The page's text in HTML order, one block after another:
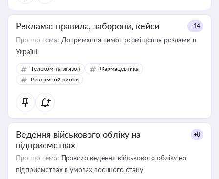
Реклама: правила, заборони, кейси +14
Про що тема: Дотримання вимог розміщення реклами в
Україні
Телеком та зв'язок
Фармацевтика
Рекламний ринок
Ведення військового обліку на
підприємствах
+8
Про що тема: Правила ведення військового обліку на
підприємствах в умовах воєнного стану